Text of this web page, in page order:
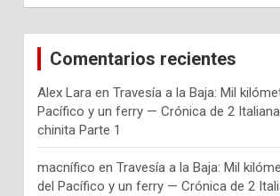
Comentarios recientes
Alex Lara enTravesía a la Baja: Mil
Pacífico y un ferry — Crónica de 2
chinita Parte 1
macnífico enTravesía a la Baja: Mil
del Pacífico y un ferry — Crónica de 2